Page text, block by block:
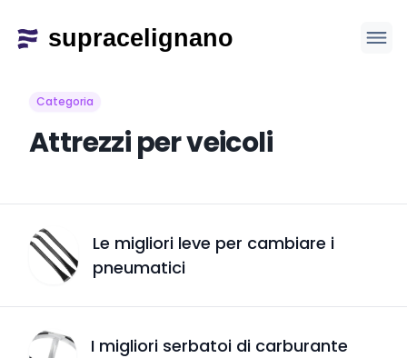
Categoria
Attrezzi per veicoli
Le migliori leve per cambiare i
pneumatici
I migliori serbatoi di carburante